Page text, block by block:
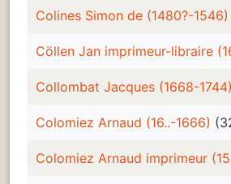
Colines Simon de (1480?-1546)
Cöllen Jan imprimeur-libraire
Collombat Jacques (1668-1744)
Colomiez Arnaud (16..-1666)
Colomiez Arnaud imprimeur